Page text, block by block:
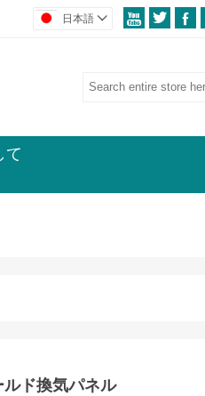
  
日本語 
て
ド換気パネル